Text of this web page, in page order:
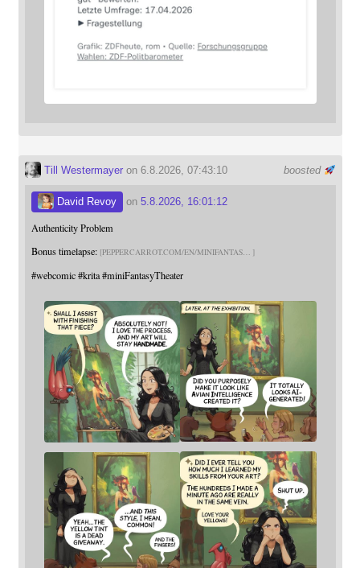
boosted
Till Westermayeron 6.8.2026, 07:43:10
David Revoy on 5.8.2026, 16:01:12
Authenticity Problem
Bonus timelapse: PEPPERCARROT.COM/EN/MINIFANTAS
#webcomic #krita #miniFantasyTheater